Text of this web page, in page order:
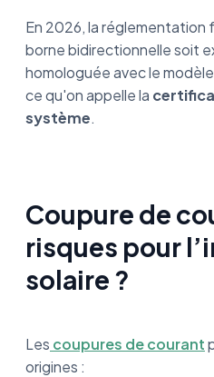
En 2026, la réglementation
borne bidirectionnelle soit
homologuée avec le
ce qu'on appelle la
système.
Coupure de
risques pour
solaire ?
Les coupures de courant
origines :